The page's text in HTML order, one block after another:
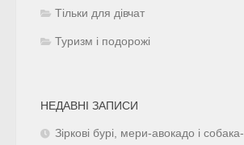
Тільки для дівчат
Туризм і подорожі
НЕДАВНІ ЗАПИСИ
Зіркові бурі, мери-авокадо і собака-